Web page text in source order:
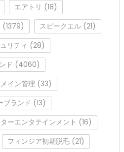
エアトリ (18)
(1379) スピークエル(21)
リティ (28)
ド (4060)
メイン管理 (33)
ブランド (13)
ーエンタテインメント (16)
フィンジア初期脱毛(21)